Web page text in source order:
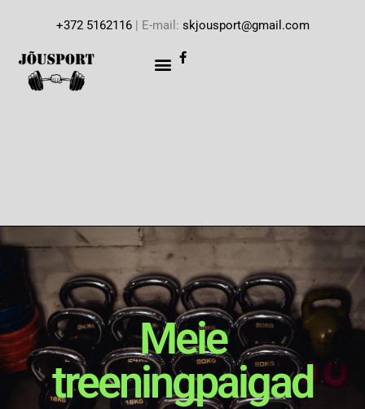
+372 5162116| E-mail: skjousport@gmail.com
Meie
treeningpaigad